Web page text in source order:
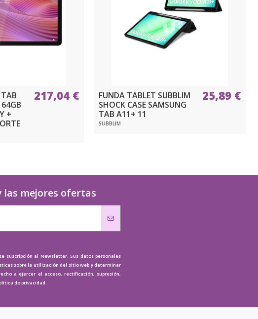
+
217,04 €
FUNDA TABLET SUBBLIM
SHOCK CASE SAMSUNG
TAB A11+ 11
SUBBLIM
25,89 €
las mejores ofertas
suscripción al Newsletter. Sus datos personales
sobre la utilización del sitio web y determinar
a ejercer el acceso, rectificación, supresión,
de privacidad.